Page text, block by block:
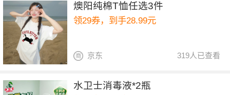
燠阳纯棉T恤任选3件
领29券，到手28.99元
319人已查看
京东
水卫士消毒液*2瓶